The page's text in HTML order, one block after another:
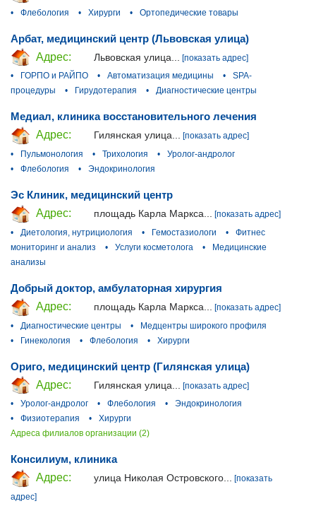
•
Флебология • Хирурги • Ортопедические товары
Арбат, медицинский центр (Львовская улица)
Адрес:
Львовская улица...
[показать адрес]
•
ГОРПО и РАЙПО • Автоматизация медицины •
SPA-
процедуры
• Гирудотерапия • Диагностические центры
Медиал, клиника восстановительного лечения
Адрес:
Гилянская улица... [показать адрес]
•
Пульмонология • Трихология •
Уролог-андролог
•
Флебология • Эндокринология
Эс Клиник, медицинский центр
Адрес:
площадь Карла Маркса...
[показать адрес]
•
Диетология, нутрициология • Гемостазиологи •
Фитнес
мониторинг и анализ
• Услуги косметолога •
Медицинские
анализы
Добрый доктор, амбулаторная хирургия
Адрес:
площадь Карла Маркса...
[показать адрес]
•
Диагностические центры •
Медцентры широкого профиля
•
Гинекология • Флебология • Хирурги
Ориго, медицинский центр (Гилянская улица)
Адрес:
Гилянская улица...
[показать адрес]
•
Уролог-андролог • Флебология •
Эндокринология
•
Физиотерапия •
Хирурги
Адреса филиалов организации (2)
Консилиум, клиника
Адрес:
улица Николая Островского... [показать
адрес]